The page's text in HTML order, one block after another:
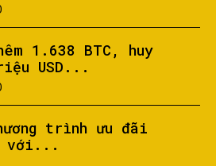
1.638 BTC, huy
USD...
trình ưu đãi
với...